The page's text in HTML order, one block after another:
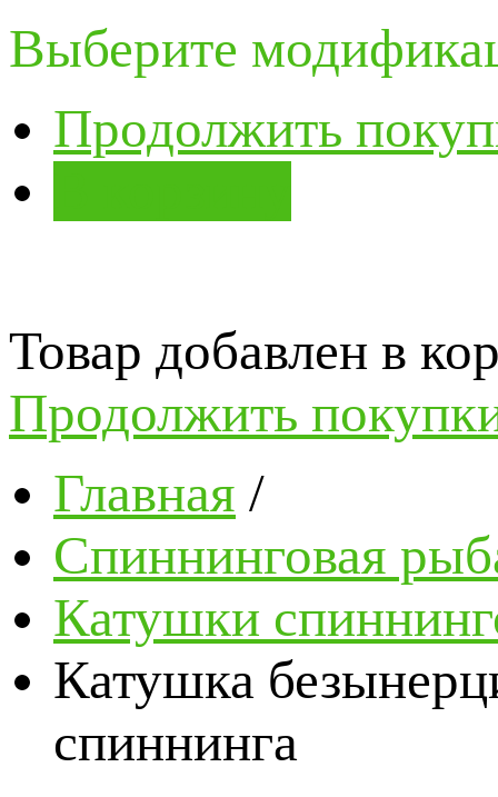
Выберите
Продолжить
Товар добавлен в
Продолжить
Главная /
Спиннинговая
Катушки
Катушка
спиннинга